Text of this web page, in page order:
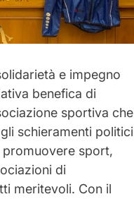
e impegno
benefica di
sportiva che
schieramenti politici
sport,
di
meritevoli. Con il